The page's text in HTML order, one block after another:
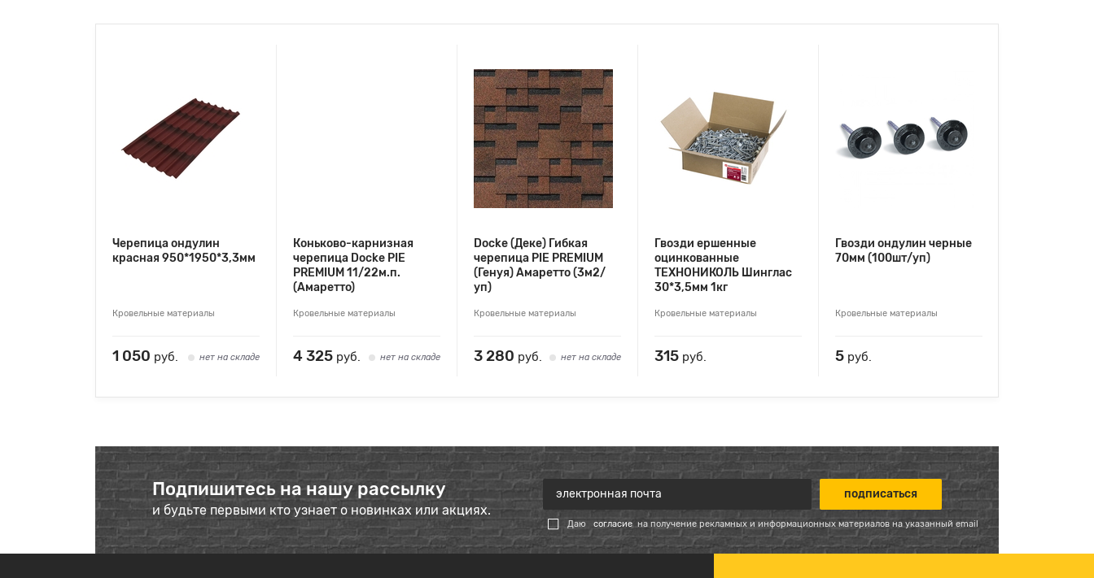
Черепица ондулин
красная 950*1950*3,3мм
Кровельные материалы
1 050 руб. нет на складе
Коньково-карнизная
черепица Docke PIE
PREMIUM 11/22м.п.
(Амаретто)
Кровельные материалы
4 325 руб. нет на складе
Docke (Деке) Гибкая
черепица PIE PREMIUM
(Генуя) Амаретто (3м2/
уп)
Кровельные материалы
3 280 руб. нет на складе
Гвозди ершенные
оцинкованные
ТЕХНОНИКОЛЬ Шинглас
30*3,5мм 1кг
Кровельные материалы
315 руб.
Гвозди ондулин черные
70мм (100шт/уп)
Кровельные материалы
5 руб.
Подпишитесь на нашу рассылку
и будьте первыми кто узнает о новинках или акциях.
Даю согласие на получение рекламных и информационных материалов на указанный email